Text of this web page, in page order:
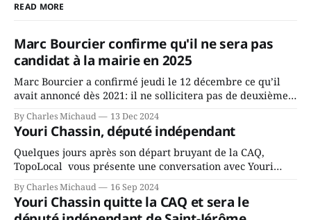
READ MORE
Marc Bourcier confirme qu'il ne sera pas
candidat à la mairie en 2025
Marc Bourcier a confirmé jeudi le 12 décembre ce qu’il
avait annoncé dès 2021: il ne sollicitera pas de deuxième
mandat à titre de maire de Saint-Jérôme. Bourcier en a
fait l’annonce en s’adressant aux employés de la ville,
rassemblés en soirée pour leur traditionnel souper
By Charles Michaud 13 Dec 2024
Youri Chassin, député indépendant
Quelques jours après son départ bruyant de la CAQ,
TopoLocal vous présente une conversation avec Youri
Chassin. Nous avons causé de sa décision. Y songeait-il
depuis longtemps? Sera-t-il candidat indépendant dans 2
ans? Joindrait-il un autre parti, par exemple les
By Charles Michaud 16 Sep 2024
Youri Chassin quitte la CAQ et sera le